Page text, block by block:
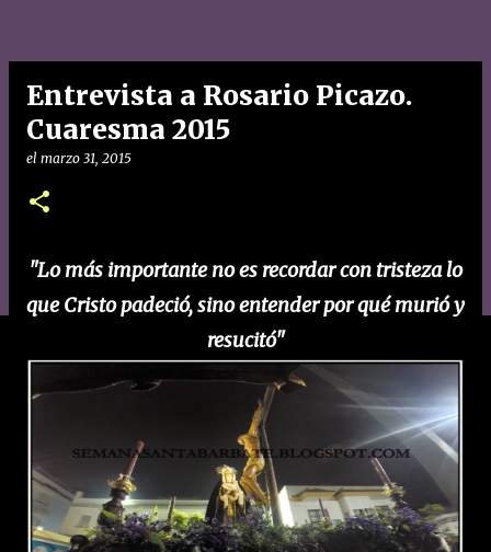
Entrevista a Rosario Picazo.
Cuaresma 2015
el marzo 31, 2015
"Lo más importante no es recordar con tristeza lo
que Cristo padeció, sino entender por qué murió y
resucitó"